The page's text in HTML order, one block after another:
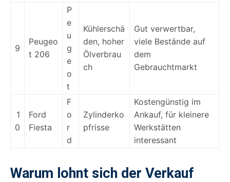
9
Peugeo
t 206
P
e
u
g
e
o
t
Kühlerschä
den, hoher
Ölverbrau
ch
Gut verwertbar,
viele Bestände auf
dem
Gebrauchtmarkt
1
0
Ford
Fiesta
F
o
r
d
Zylinderko
pfrisse
Kostengünstig im
Ankauf, für kleinere
Werkstätten
interessant
Warum lohnt sich der Verkauf